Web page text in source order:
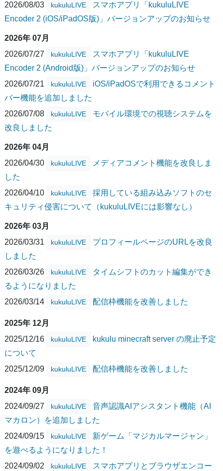
2026/08/03 kukuluLIVE
スマホアプリ「kukuluLIVE
Encoder 2 (iOS/iPadOS版)」バージョンアップのお知らせ
2026年 07月
2026/07/27
kukuluLIVE
スマホアプリ「kukuluLIVE
Encoder 2 (Android版)」バージョンアップのお知らせ
2026/07/21
kukuluLIVE
iOS/iPadOSで利用できるコメント
バー機能を追加しました
2026/07/08
kukuluLIVE
モバイル環境での視聴システムを
改良しました
2026年 04月
2026/04/30
kukuluLIVE
メディアコメント機能を改良しま
した
2026/04/10
kukuluLIVE
採用している組み込みソフトのセ
キュリティ侵害について（kukuluLIVEには影響なし）
2026年 03月
2026/03/31
kukuluLIVE
プロフィールページのURLを改良
しました
2026/03/26
kukuluLIVE
タイムシフトのカット編集ができ
るようになりました
2026/03/14
kukuluLIVE 配信枠機能を改善しました
2025年 12月
2025/12/16
kukuluLIVE
kukulu minecraft server の廃止予定
について
2025/12/09
kukuluLIVE 配信枠機能を改善しました
2024年 09月
2024/09/27
kukuluLIVE
音声認識AIアシスタント機能（AI
マカロン）を追加しました
2024/09/15
kukuluLIVE
新ゲーム「マジカルマージャン」
を遊べるようになりました！
2024/09/02
kukuluLIVE
スマホアプリとブラウザエンコー